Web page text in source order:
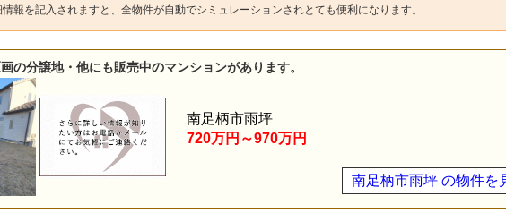
報を記入されますと、全物件が自動でシミュレーションされとても便利になります。
の分譲地・他にも販売中のマンションがあります。
南足柄市雨坪 の物件を
南足柄市雨坪
720万円～970万円